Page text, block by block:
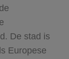
De stad is
Europese